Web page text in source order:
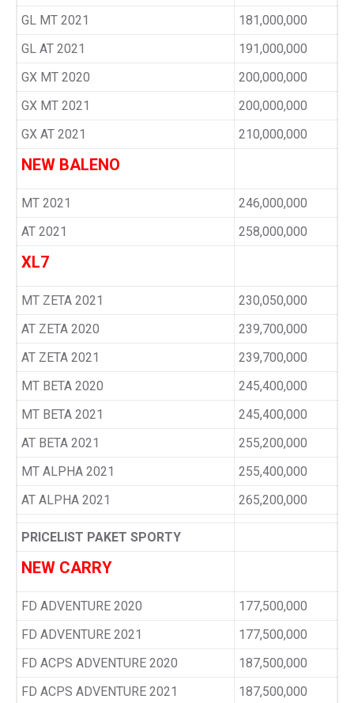
GL MT 2021
181,000,000
GL AT 2021
191,000,000
GX MT 2020
200,000,000
GX MT 2021
200,000,000
GX AT 2021
210,000,000
NEW BALENO
MT 2021
246,000,000
AT 2021
258,000,000
XL7
MT ZETA 2021
230,050,000
AT ZETA 2020
239,700,000
AT ZETA 2021
239,700,000
MT BETA 2020
245,400,000
MT BETA 2021
245,400,000
AT BETA 2021
255,200,000
MT ALPHA 2021
255,400,000
AT ALPHA 2021
265,200,000
PRICELIST PAKET SPORTY
NEW CARRY
FD ADVENTURE 2020
177,500,000
FD ADVENTURE 2021
177,500,000
FD ACPS ADVENTURE 2020
187,500,000
FD ACPS ADVENTURE 2021
187,500,000